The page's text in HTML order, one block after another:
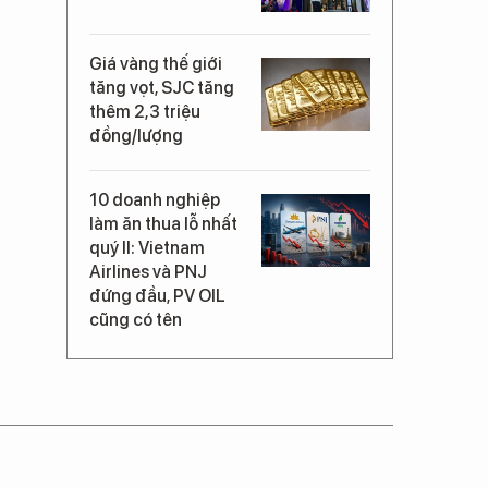
Giá vàng thế giới
tăng vọt, SJC tăng
thêm 2,3 triệu
đồng/lượng
10 doanh nghiệp
làm ăn thua lỗ nhất
quý II: Vietnam
Airlines và PNJ
đứng đầu, PV OIL
cũng có tên